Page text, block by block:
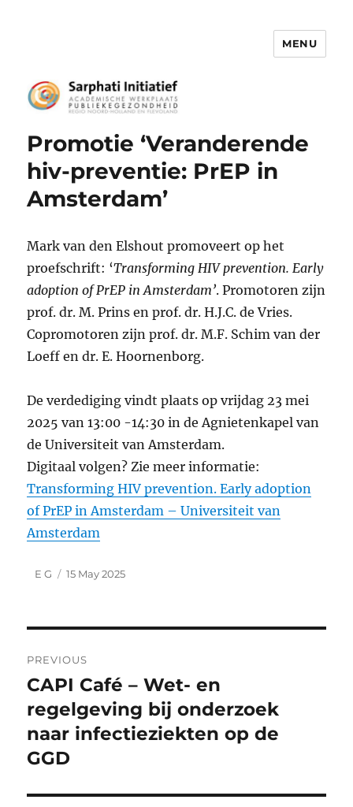
MENU
Promotie ‘Veranderende
hiv-preventie: PrEP in
Amsterdam’
Mark van den Elshout promoveert op het
proefschrift: ‘Transforming HIV prevention. Early
adoption of PrEP in Amsterdam’. Promotoren zijn
prof. dr. M. Prins en prof. dr. H.J.C. de Vries.
Copromotoren zijn prof. dr. M.F. Schim van der
Loeff en dr. E. Hoornenborg.
De verdediging vindt plaats op vrijdag 23 mei
2025 van 13:00 -14:30 in de Agnietenkapel van
de Universiteit van Amsterdam.
Digitaal volgen? Zie meer informatie:
Transforming HIV prevention. Early adoption
of PrEP in Amsterdam – Universiteit van
Amsterdam
Author
E G
Posted
15 May 2025
navigation
PREVIOUS
Previous
post:
CAPI Café – Wet- en
regelgeving bij onderzoek
naar infectieziekten op de
GGD